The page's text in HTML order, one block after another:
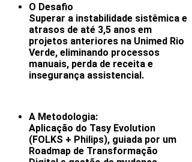
O Desafio
Superar a instabilidade sistêmica e
atrasos de até 3,5 anos em
projetos anteriores na Unimed Rio
Verde, eliminando processos
manuais, perda de receita e
insegurança assistencial. ​
A Metodologia:
Aplicação do Tasy Evolution
(FOLKS + Philips), guiada por um
Roadmap de Transformação